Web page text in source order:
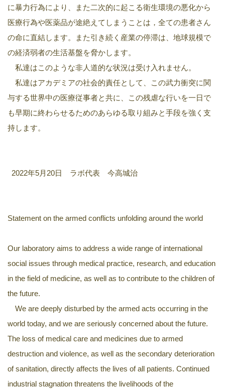
に暴力行為により、また二次的に起こる衛生環境の悪化から
医療行為や医薬品が途絶えてしまうことは，全ての患者さん
の命に直結します。また引き続く産業の停滞は、地球規模で
の経済弱者の生活基盤を脅かします。
私達はこのような非人道的な状況は受け入れません。
私達はアカデミアの社会的責任として、この武力衝突に関
与する世界中の医療従事者と共に、この残虐な行いを一日で
も早期に終わらせるためのあらゆる取り組みと手段を強く支
持します。
2022年5月20日 ラボ代表 今高城治
Statement on the armed conflicts unfolding around the world
Our laboratory aims to address a wide range of international
social issues through medical practice, research, and education
in the field of medicine, as well as to contribute to the children of
the future.
We are deeply disturbed by the armed acts occurring in the
world today, and we are seriously concerned about the future.
The loss of medical care and medicines due to armed
destruction and violence, as well as the secondary deterioration
of sanitation, directly affects the lives of all patients. Continued
industrial stagnation threatens the livelihoods of the